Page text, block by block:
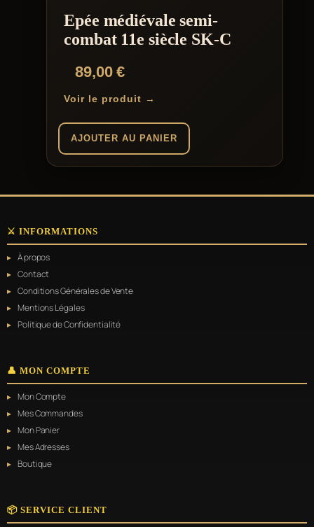
Epée médiévale semi-
combat 11e siècle SK-C
89,00€
Voir le produit →
AJOUTER AU PANIER
⚔️ INFORMATIONS
À propos
Contact
Conditions Générales de Vente
Mentions Légales
Politique de Confidentialité
👤 MON COMPTE
Mon Compte
Mes Commandes
Mon Panier
Mes Adresses
Boutique
📦 SERVICE CLIENT